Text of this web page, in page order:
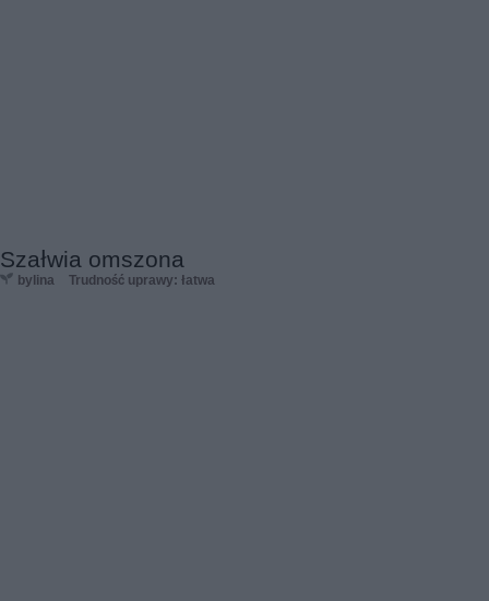
Szałwia omszona
bylina Trudność uprawy: łatwa